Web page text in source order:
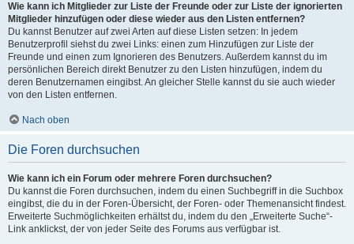
Wie kann ich Mitglieder zur Liste der Freunde oder zur Liste der ignorierten
Mitglieder hinzufügen oder diese wieder aus den Listen entfernen?
Du kannst Benutzer auf zwei Arten auf diese Listen setzen: In jedem
Benutzerprofil siehst du zwei Links: einen zum Hinzufügen zur Liste der
Freunde und einen zum Ignorieren des Benutzers. Außerdem kannst du im
persönlichen Bereich direkt Benutzer zu den Listen hinzufügen, indem du
deren Benutzernamen eingibst. An gleicher Stelle kannst du sie auch wieder
von den Listen entfernen.
Nach oben
Die Foren durchsuchen
Wie kann ich ein Forum oder mehrere Foren durchsuchen?
Du kannst die Foren durchsuchen, indem du einen Suchbegriff in die Suchbox
eingibst, die du in der Foren-Übersicht, der Foren- oder Themenansicht findest.
Erweiterte Suchmöglichkeiten erhältst du, indem du den „Erweiterte Suche“-
Link anklickst, der von jeder Seite des Forums aus verfügbar ist.